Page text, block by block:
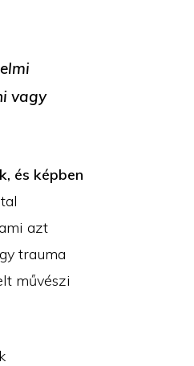
vagy
és képben
azt
trauma
művészi